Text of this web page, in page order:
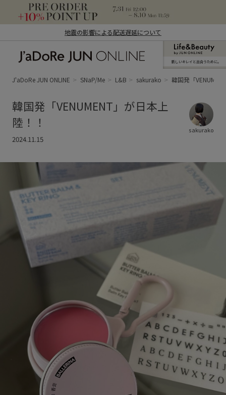
地震の影響による配送遅延について
ン オンライン）
新しいキレイと出合うために。
J'aDoRe JUN ONLINE SNaP/Me L&B sakurako 韓国発「
韓国発「VENUMENT」が日本上
陸！！
sakurako
2024.11.15